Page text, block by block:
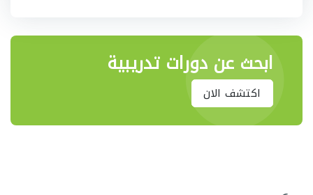
ابحث عن دورات تدريبية
اكتشف الان